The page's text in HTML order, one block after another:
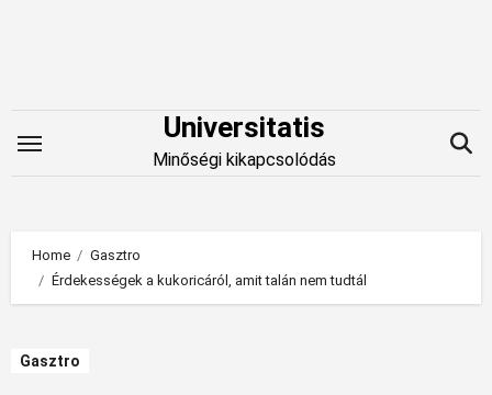
Universitatis
Minőségi kikapcsolódás
Home
Gasztro
Érdekességek a kukoricáról, amit talán nem tudtál
Gasztro